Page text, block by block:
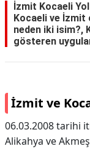
İzmit Kocaeli
Kocaeli ve İzmit
neden iki isim?,
gösteren
İzmit ve
06.03.2008 tarihi
Alikahya ve